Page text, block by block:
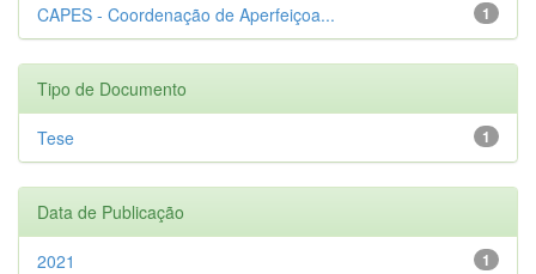
1
CAPES - Coordenação de Aperfeiçoa...
Tipo de Documento
1
Tese
Data de Publicação
1
2021